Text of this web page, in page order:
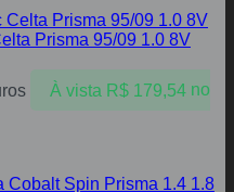
Prisma 95/09 1.0 8V
À vista R$179,54 no